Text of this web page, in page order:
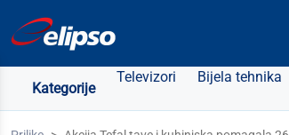
Kategorije
Televizori Bijela tehnika